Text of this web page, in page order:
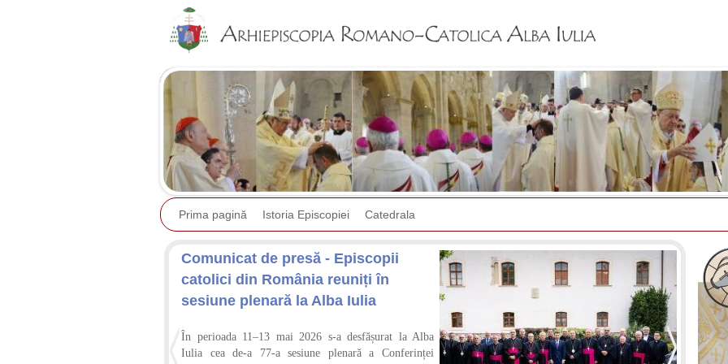
Prima pagină Istoria Episcopiei Catedrala
Comunicat de presă - Episcopii
catolici din România reuniți în
sesiune plenară la Alba Iulia
În perioada 11–13 mai 2026 s-a desfășurat la Alba
Iulia cea de-a 77-a sesiune plenară a Conferinței
În